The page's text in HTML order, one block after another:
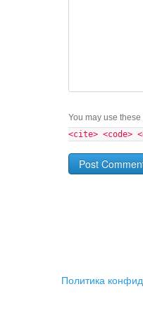
You may use these
<cite> <code>
Post
Политика